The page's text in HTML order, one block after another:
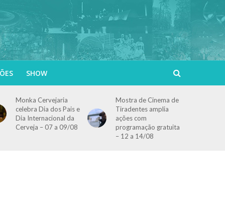
SHOW
Monka Cervejaria
celebra Dia dos Pais e
Dia Internacional da
Cerveja – 07 a 09/08
Mostra de Cinema de
Tiradentes amplia
ações com
programação gratuita
– 12 a 14/08